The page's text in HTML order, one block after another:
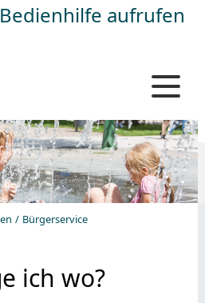
Bedienhilfe aufrufen
Bürgerservice
ich wo?